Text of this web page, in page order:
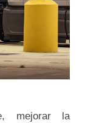
mejorar la